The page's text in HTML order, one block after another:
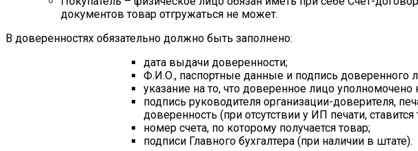
документов товар отгружаться не может.
В доверенностях обязательно должно быть заполнено:
дата выдачи доверенности;
Ф.И.О., паспортные данные и подпись доверенного
указание на то, что доверенное лицо
подпись руководителя организации-доверителя,
доверенность (при отсутствии у ИП печати,
номер счета, по которому получается товар;
подписи Главного бухгалтера (при наличии в штате).